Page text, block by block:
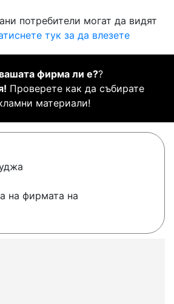
потребители могат да видят
тук за да влезете
фирма ли е??
Проверете как да събирате
материали!
на фирмата на